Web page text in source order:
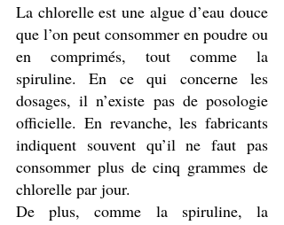
La chlorelle est une algue d’eau douce
que l’on peut consommer en poudre ou
en comprimés, tout comme la
spiruline. En ce qui concerne les
dosages, il n’existe pas de posologie
officielle. En revanche, les fabricants
indiquent souvent qu’il ne faut pas
consommer plus de cinq grammes de
chlorelle par jour.
De plus, comme la spiruline, la